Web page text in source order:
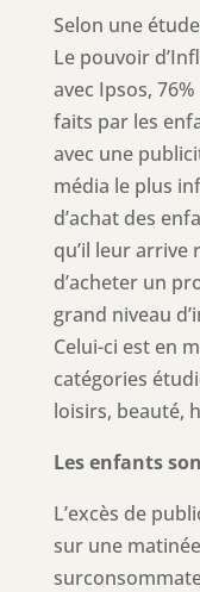
Selon une
Le pouvoir
avec Ipsos,
faits par les
avec une
média le plus
d’achat des
qu’il leur
d’acheter un
grand niveau
Celui-ci est en
catégories
loisirs, beauté,
Les enfants
L’excès de
sur une